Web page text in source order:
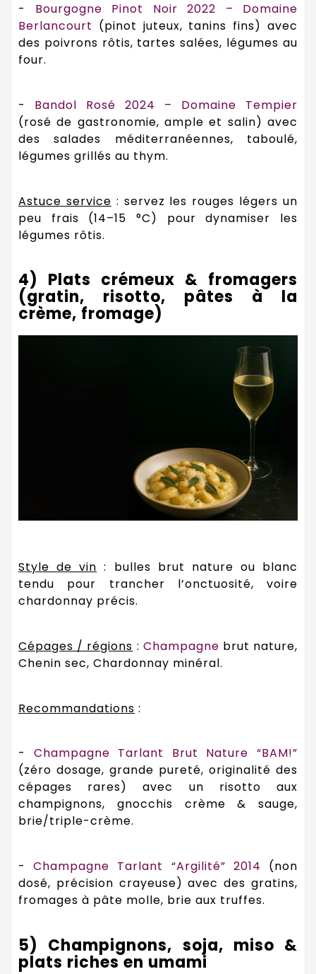
- Bourgogne Pinot Noir 2022 – Domaine
Berlancourt (pinot juteux, tanins fins) avec
des poivrons rôtis, tartes salées, légumes au
four.
- Bandol Rosé 2024 – Domaine Tempier
(rosé de gastronomie, ample et salin) avec
des salades méditerranéennes, taboulé,
légumes grillés au thym.
Astuce service : servez les rouges légers un
peu frais (14–15 °C) pour dynamiser les
légumes rôtis.
4) Plats crémeux & fromagers
(gratin, risotto, pâtes à la
crème, fromage)
Style de vin : bulles brut nature ou blanc
tendu pour trancher l’onctuosité, voire
chardonnay précis.
Cépages / régions : Champagne brut nature,
Chenin sec, Chardonnay minéral.
Recommandations :
- Champagne Tarlant Brut Nature “BAM!”
(zéro dosage, grande pureté, originalité des
cépages rares) avec un risotto aux
champignons, gnocchis crème & sauge,
brie/triple-crème.
-Champagne Tarlant “Argilité” 2014 (non
dosé, précision crayeuse) avec des gratins,
fromages à pâte molle, brie aux truffes.
5) Champignons, soja, miso &
plats riches en umami